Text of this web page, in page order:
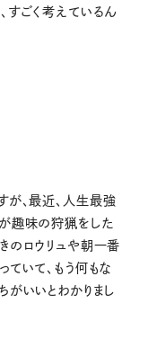
すごく考えているん
、最近、人生最強
趣味の狩猟をした
のロウリュや朝一番
ていて、もう何もな
がいいとわかりまし